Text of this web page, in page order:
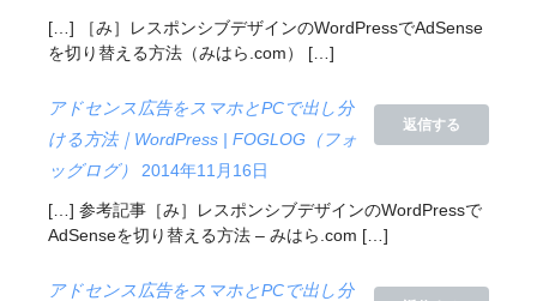
[…] ［み］レスポンシブデザインのWordPressでAdSense
を切り替える方法（みはら.com） […]
返信する
アドセンス広告をスマホとPCで出し分
ける方法｜WordPress | FOGLOG（フォ
ッグログ）
2014年11月16日
[…] 参考記事［み］レスポンシブデザインのWordPressで
AdSenseを切り替える方法 – みはら.com […]
アドセンス広告をスマホとPCで出し分